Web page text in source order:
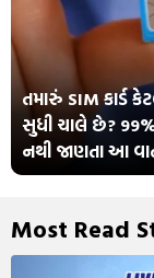
તમારું SIM કાર્ડ
સુધી ચાલે છે?
નથી જાણતા આ
Most Read